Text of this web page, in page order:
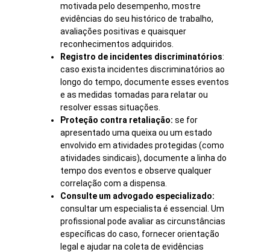
motivada pelo desempenho, mostre
evidências do seu histórico de trabalho,
avaliações positivas e quaisquer
reconhecimentos adquiridos.
Registro de incidentes discriminatórios:
caso exista incidentes discriminatórios ao
longo do tempo, documente esses eventos
e as medidas tomadas para relatar ou
resolver essas situações.
Proteção contra retaliação: se for
apresentado uma queixa ou um estado
envolvido em atividades protegidas (como
atividades sindicais), documente a linha do
tempo dos eventos e observe qualquer
correlação com a dispensa.
Consulte um advogado especializado:
consultar um especialista é essencial. Um
profissional pode avaliar as circunstâncias
específicas do caso, fornecer orientação
legal e ajudar na coleta de evidências